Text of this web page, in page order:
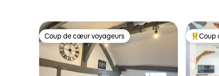
Coup de cœur voyageurs
Coup de cœur voyageurs Coups
Coup